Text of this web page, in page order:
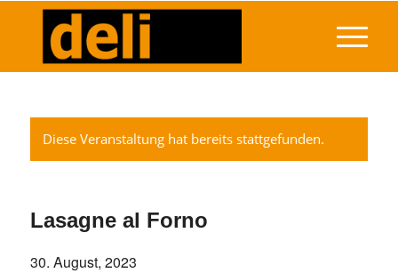
Diese Veranstaltung hat bereits stattgefunden.
Lasagne al Forno
30. August, 2023